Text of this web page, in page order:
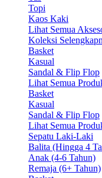
Topi
Kaos Kaki
Lihat Semua
Koleksi
Basket
Kasual
Sandal & Flip Flop
Lihat Semua
Basket
Kasual
Sandal & Flip Flop
Lihat Semua
Sepatu Laki-Laki
Balita (Hingga 4
Anak (4-6 Tahun)
Remaja (6+ Tahun)